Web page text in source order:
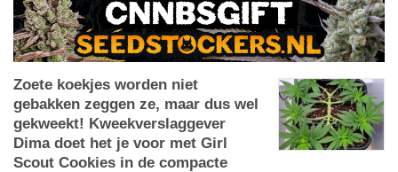
Zoete koekjes worden niet
gebakken zeggen ze, maar dus wel
gekweekt! Kweekverslaggever
Dima doet het je voor met Girl
Scout Cookies in de compacte